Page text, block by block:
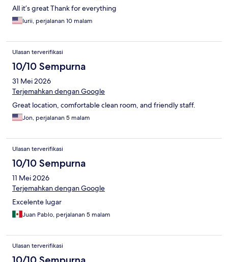
All it’s great Thank for everything
Iurii, perjalanan 10 malam
Ulasan terverifikasi
10/10 Sempurna
31 Mei 2026
Terjemahkan dengan Google
Great location, comfortable clean room, and friendly staff.
Jon, perjalanan 5 malam
Ulasan terverifikasi
10/10 Sempurna
11 Mei 2026
Terjemahkan dengan Google
Excelente lugar
Juan Pablo, perjalanan 5 malam
Ulasan terverifikasi